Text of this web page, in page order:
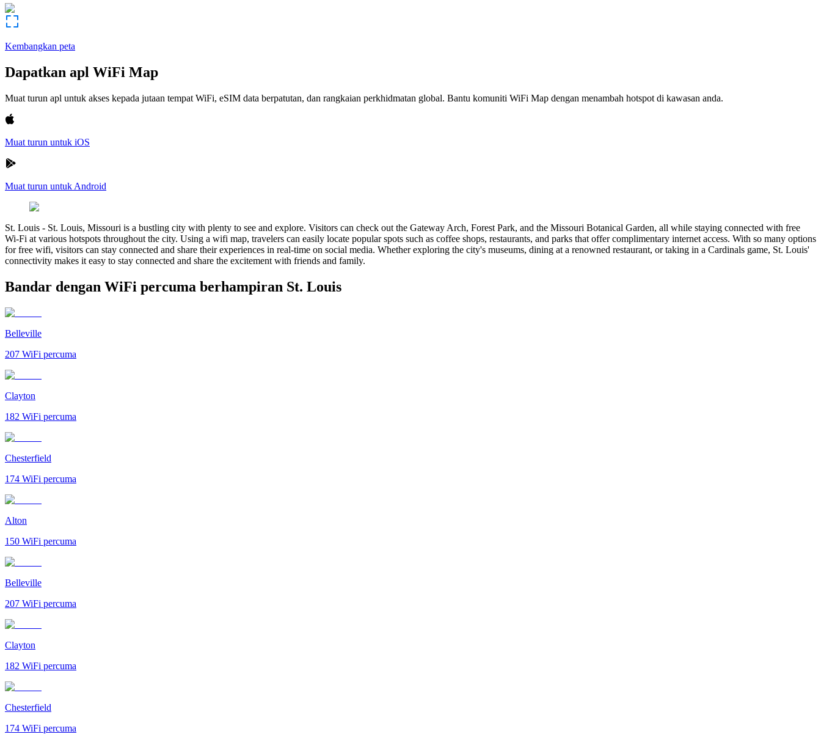
Kembangkan peta
Dapatkan apl WiFi Map
Muat turun apl untuk akses kepada jutaan tempat WiFi, eSIM data berpatutan, dan rangkaian perkhidmatan global. Bantu komuniti WiFi Map dengan menambah hotspot di kawasan anda.
Muat turun untuk iOS
Muat turun untuk Android
St. Louis - St. Louis, Missouri is a bustling city with plenty to see and explore. Visitors can check out the Gateway Arch, Forest Park, and the Missouri Botanical Garden, all while staying connected with free
Wi-Fi at various hotspots throughout the city. Using a wifi map, travelers can easily locate popular spots such as coffee shops, restaurants, and parks that offer complimentary internet access. With so many options
for free wifi, visitors can stay connected and share their experiences in real-time on social media. Whether exploring the city's museums, dining at a renowned restaurant, or taking in a Cardinals game, St. Louis'
connectivity makes it easy to stay connected and share the excitement with friends and family.
Bandar dengan WiFi percuma berhampiran St. Louis
Belleville
207 WiFi percuma
Clayton
182 WiFi percuma
Chesterfield
174 WiFi percuma
Alton
150 WiFi percuma
Belleville
207 WiFi percuma
Clayton
182 WiFi percuma
Chesterfield
174 WiFi percuma